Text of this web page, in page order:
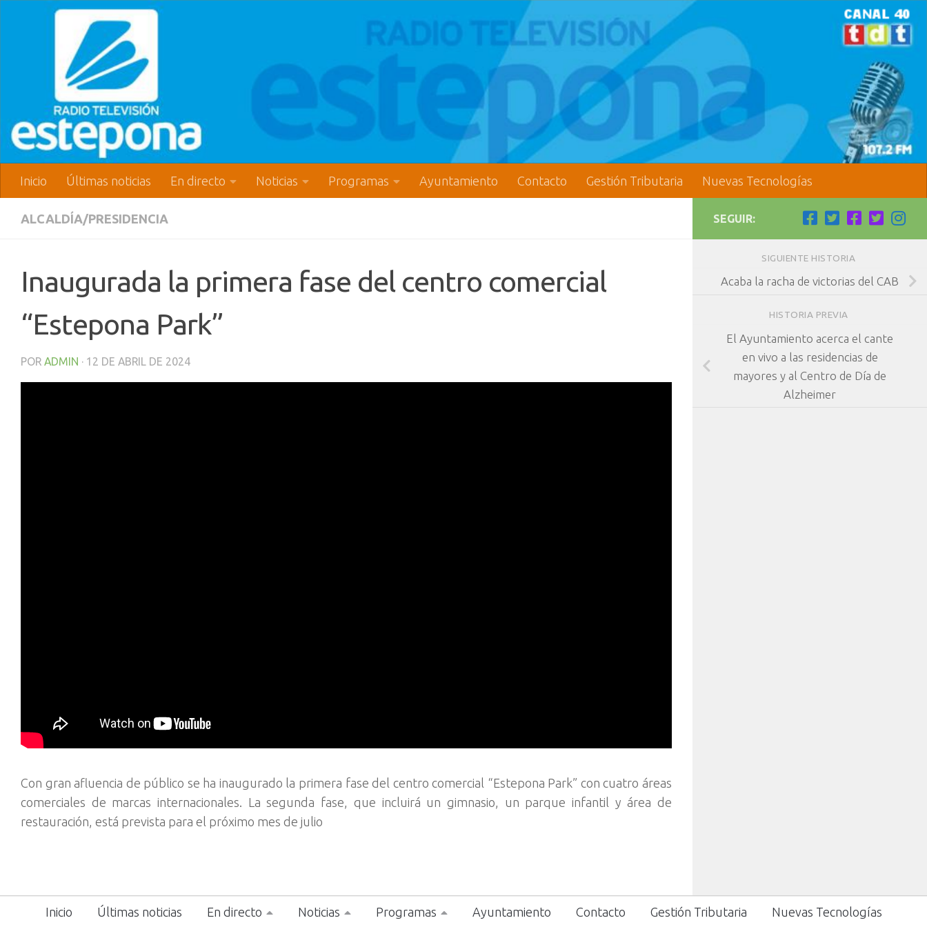
Inicio Últimas noticias En directo Noticias Programas Ayuntamiento Contacto Gestión Tributaria Nuevas Tecnologías
ALCALDÍA/PRESIDENCIA
Inaugurada la primera fase del centro comercial
“Estepona Park”
POR ADMIN · 12 DE ABRIL DE 2024
Con gran afluencia de público se ha inaugurado la primera fase del centro comercial “Estepona Park” con cuatro áreas
comerciales de marcas internacionales. La segunda fase, que incluirá un gimnasio, un parque infantil y área de
restauración, está prevista para el próximo mes de julio
SEGUIR:
SIGUIENTE HISTORIA
Acaba la racha de victorias del CAB
HISTORIA PREVIA
El Ayuntamiento acerca el cante
en vivo a las residencias de
mayores y al Centro de Día de
Alzheimer
Inicio Últimas noticias En directo Noticias Programas Ayuntamiento Contacto Gestión Tributaria Nuevas Tecnologías